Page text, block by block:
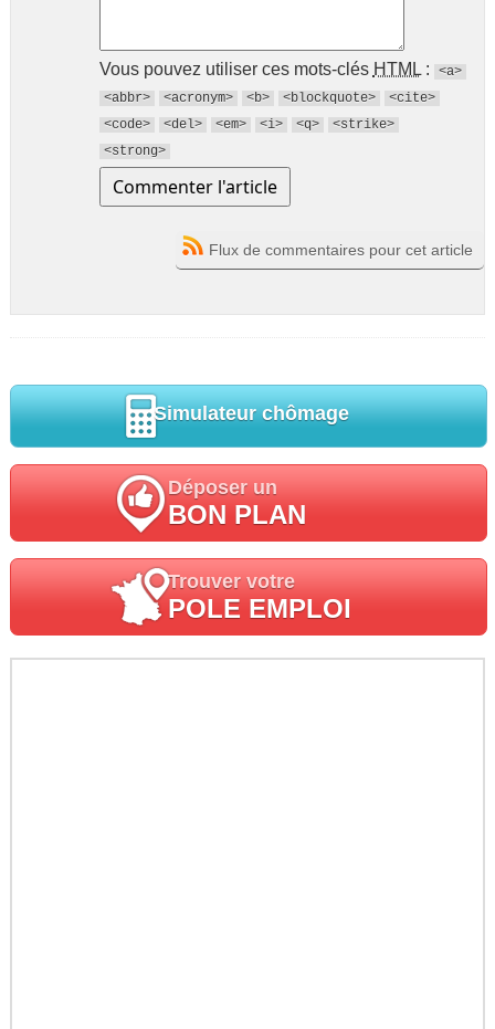
Vous pouvez utiliser ces mots-clés HTML:
<a>
<abbr>
<acronym> <b> <blockquote>
<cite>
<code>
<del> <em> <i> <q>
<strike>
<strong>
Flux de commentaires pour cet article
Simulateur chômage
Déposer un
BON PLAN
Trouver votre
POLE EMPLOI